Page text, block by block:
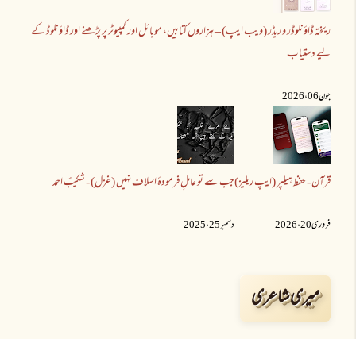
ریختہ ڈاؤنلوڈر و ریڈر (ویب ایپ) – ہزاروں کتابیں، موبائل اور کمپیوٹر پر پڑھنے اور ڈاؤنلوڈ کے
لیے دستیاب
جون 06 ،2026
قرآن - حفظ ہیلپر (ایپ ریلیز)
فروری 20 ،2026
جب سے تو عاملِ فرمودۂ اسلاف نہیں (غزل) - شکیبؔ احمد
دسمبر 25 ،2025
میری شاعری